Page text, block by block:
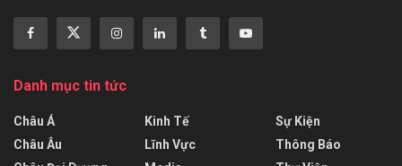
Danh mục tin tức
Châu Á
Châu Âu
Kinh Tế
Lĩnh Vực
Sự Kiện
Thông Báo